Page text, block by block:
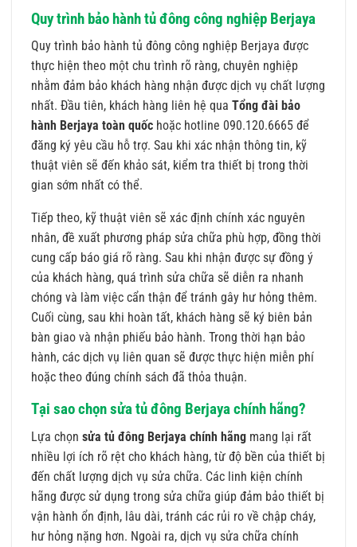
Quy trình bảo hành tủ đông công nghiệp Berjaya
Quy trình bảo hành tủ đông công nghiệp Berjaya được
thực hiện theo một chu trình rõ ràng, chuyên nghiệp
nhằm đảm bảo khách hàng nhận được dịch vụ chất lượng
nhất. Đầu tiên, khách hàng liên hệ qua Tổng đài bảo
hành Berjaya toàn quốc hoặc hotline 090.120.6665 để
đăng ký yêu cầu hỗ trợ. Sau khi xác nhận thông tin, kỹ
thuật viên sẽ đến khảo sát, kiểm tra thiết bị trong thời
gian sớm nhất có thể.
Tiếp theo, kỹ thuật viên sẽ xác định chính xác nguyên
nhân, đề xuất phương pháp sửa chữa phù hợp, đồng thời
cung cấp báo giá rõ ràng. Sau khi nhận được sự đồng ý
của khách hàng, quá trình sửa chữa sẽ diễn ra nhanh
chóng và làm việc cẩn thận để tránh gây hư hỏng thêm.
Cuối cùng, sau khi hoàn tất, khách hàng sẽ ký biên bản
bàn giao và nhận phiếu bảo hành. Trong thời hạn bảo
hành, các dịch vụ liên quan sẽ được thực hiện miễn phí
hoặc theo đúng chính sách đã thỏa thuận.
Tại sao chọn sửa tủ đông Berjaya chính hãng?
Lựa chọn sửa tủ đông Berjaya chính hãng mang lại rất
nhiều lợi ích rõ rệt cho khách hàng, từ độ bền của thiết bị
đến chất lượng dịch vụ sửa chữa. Các linh kiện chính
hãng được sử dụng trong sửa chữa giúp đảm bảo thiết bị
vận hành ổn định, lâu dài, tránh các rủi ro về chập cháy,
hư hỏng nặng hơn. Ngoài ra, dịch vụ sửa chữa chính